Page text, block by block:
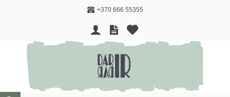
+370 666 55355